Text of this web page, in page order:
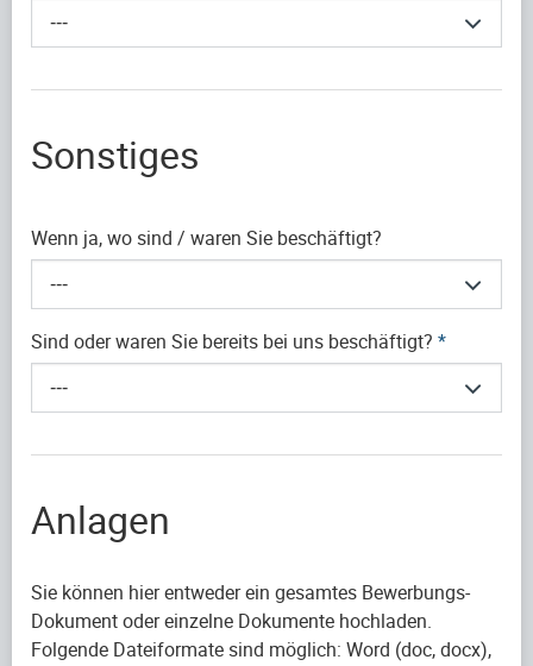
---
Sonstiges
Wenn ja, wo sind / waren Sie beschäftigt?
---
Sind oder waren Sie bereits bei uns beschäftigt? *
---
Anlagen
Sie können hier entweder ein gesamtes Bewerbungs-
Dokument oder einzelne Dokumente hochladen.
Folgende Dateiformate sind möglich: Word (doc, docx),